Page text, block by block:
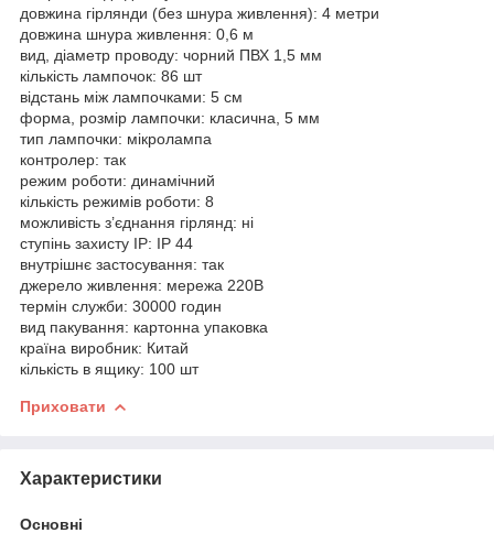
довжина гірлянди (без шнура живлення): 4 метри
довжина шнура живлення: 0,6 м
вид, діаметр проводу: чорний ПВХ 1,5 мм
кількість лампочок: 86 шт
відстань між лампочками: 5 см
форма, розмір лампочки: класична, 5 мм
тип лампочки: мікролампа
контролер: так
режим роботи: динамічний
кількість режимів роботи: 8
можливість з’єднання гірлянд: ні
ступінь захисту IP: IP 44
внутрішнє застосування: так
джерело живлення: мережа 220В
термін служби: 30000 годин
вид пакування: картонна упаковка
країна виробник: Китай
кількість в ящику: 100 шт
Приховати
Характеристики
Основні